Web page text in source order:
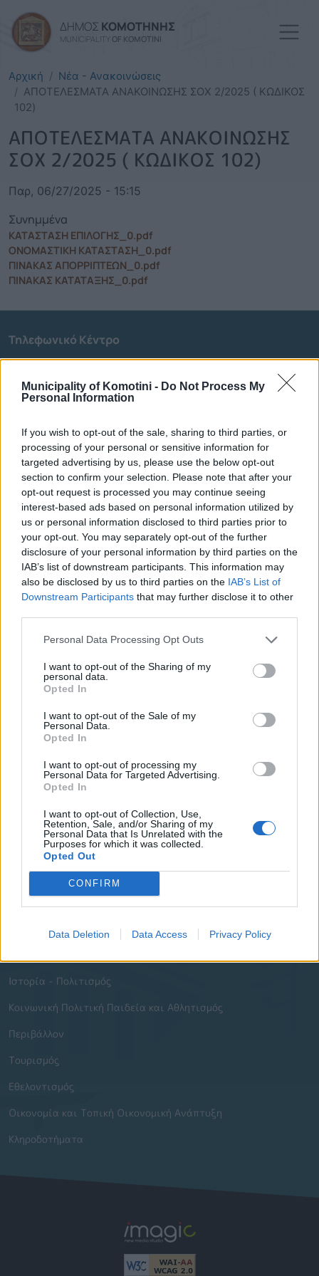
Municipality of Komotini - Do Not Process My
Personal Information
If you wish to opt-out of the sale, sharing to third parties, or
processing of your personal or sensitive information for
targeted advertising by us, please use the below opt-out
section to confirm your selection. Please note that after your
opt-out request is processed you may continue seeing
interest-based ads based on personal information utilized by
us or personal information disclosed to third parties prior to
your opt-out. You may separately opt-out of the further
disclosure of your personal information by third parties on the
IAB’s list of downstream participants. This information may
also be disclosed by us to third parties on the IAB’s List of
Downstream Participants that may further disclose it to other
Personal Data Processing Opt Outs
I want to opt-out of the Sharing of my
personal data.
Opted In
I want to opt-out of the Sale of my
Personal Data.
Opted In
I want to opt-out of processing my
Personal Data for Targeted Advertising.
Opted In
I want to opt-out of Collection, Use,
Retention, Sale, and/or Sharing of my
Personal Data that Is Unrelated with the
Purposes for which it was collected.
Opted Out
CONFIRM
Data Deletion Data Access Privacy Policy
ΔΗΜΟΣ ΚΟΜΟΤΗΝΗΣ
MUNICIPALITY OF KOMOTINI
Αρχική
Νέα - Ανακοινώσεις
ΑΠΟΤΕΛΕΣΜΑΤΑ ΑΝΑΚΟΙΝΩΣΗΣ ΣΟX 2/2025 ( ΚΩΔΙΚΟΣ
102)
ΑΠΟΤΕΛΕΣΜΑΤΑ ΑΝΑΚΟΙΝΩΣΗΣ
ΣΟX 2/2025 ( ΚΩΔΙΚΟΣ 102)
Παρ, 06/27/2025 - 15:15
Συνημμένα
ΚΑΤΑΣΤΑΣΗ ΕΠΙΛΟΓΗΣ_0.pdf
ΟΝΟΜΑΣΤΙΚΗ ΚΑΤΑΣΤΑΣΗ_0.pdf
ΠΙΝΑΚΑΣ ΑΠΟΡΡΙΠΤΕΩΝ_0.pdf
ΠΙΝΑΚΑΣ ΚΑΤΑΤΑΞΗΣ_0.pdf
Τηλεφωνικό Κέντρο
FAX Δήμου
25310-22756
Κ.Ε.Π.
25310-83300
Κ.Α.Π.Η.
25310-22797
Νοσοκομείο
25310-22222
25310-22100
Κ.Τ.Ε.Λ.
25310-22912
Ο.Σ.Ε.
25310-22650
Αρχ. Μουσείο
25310-22411
Γρήγορη Πλοήγηση
Δήμος
Ο Δήμαρχος
Αντιδήμαρχοι
Δημοτικό Συμβούλιο
Συλλογικά Όργανα Δήμου
Υπηρεσίες του Δήμου
Χρήσιμα Τηλέφωνα
Ενότητες Ιστοτόπου
Δομημένο Αστικό Περιβάλλον
Ιστορία - Πολιτισμός
Κοινωνική Πολιτική Παιδεία και Αθλητισμός
Περιβάλλον
Τουρισμός
Εθελοντισμός
Οικονομία και Τοπική Οικονομική Ανάπτυξη
Κληροδοτήματα